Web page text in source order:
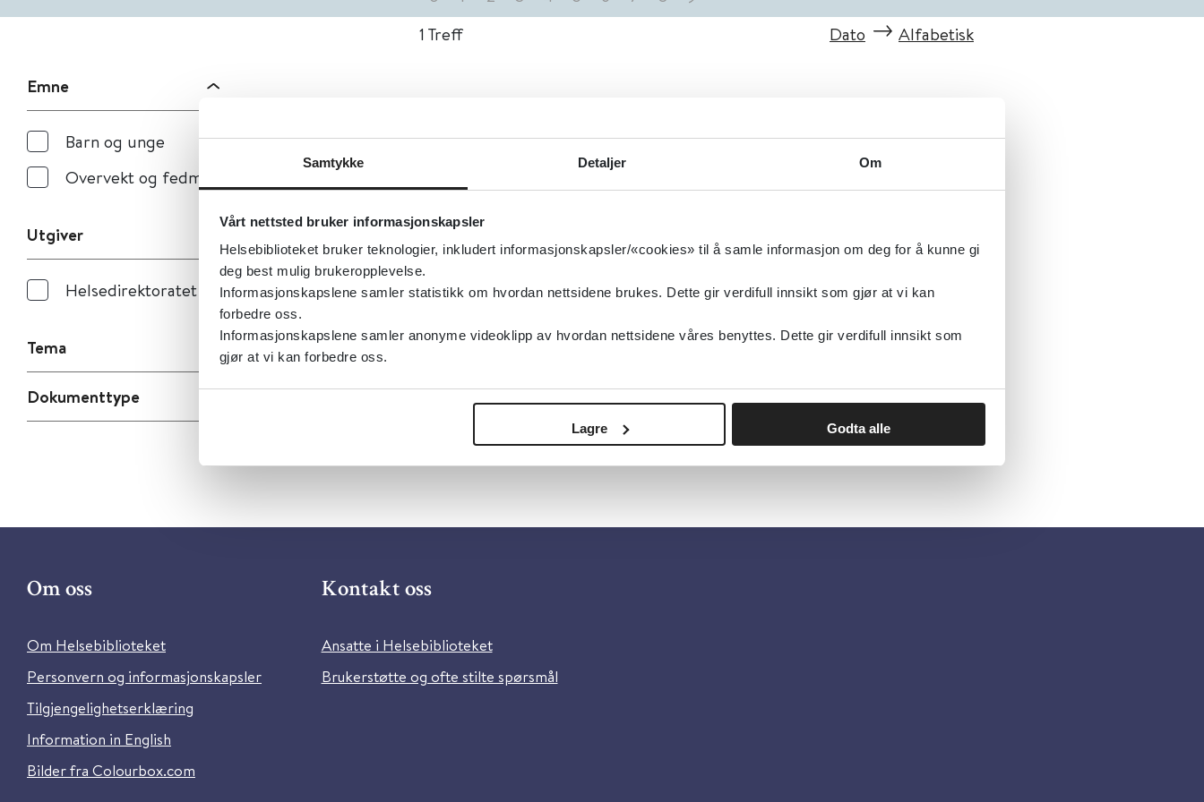
Samtykke Detaljer Om
Vårt nettsted bruker informasjonskapsler
Helsebiblioteket bruker teknologier, inkludert informasjonskapsler/«cookies» til å samle informasjon om deg for å kunne gi
deg best mulig brukeropplevelse.
Informasjonskapslene samler statistikk om hvordan nettsidene brukes. Dette gir verdifull innsikt som gjør at vi kan
forbedre oss.
Informasjonskapslene samler anonyme videoklipp av hvordan nettsidene våres benyttes. Dette gir verdifull innsikt som
gjør at vi kan forbedre oss.
Lagre Godta alle
Emne
Barn og unge
Overvekt og fedme
Utgiver
Helsedirektoratet
Tema
Dokumenttype
1 Treff Dato Alfabetisk
Om oss
Om Helsebiblioteket
Personvern og informasjonskapsler
Tilgjengelighetserklæring
Information in English
Bilder fra Colourbox.com
Kontakt oss
Ansatte i Helsebiblioteket
Brukerstøtte og ofte stilte spørsmål